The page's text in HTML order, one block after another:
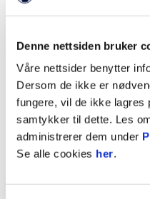
Denne nettsiden bruker
Våre nettsider benytter
Dersom de ikke er
fungere, vil de ikke lagres
samtykker til dette. Les
administrerer dem under
Se alle cookies her.
Raufoss Fotball ønsker
og foresatte som en
dialog mellom
junioravdeling ønsker
godt samarbeid og i
rammer for at barn og